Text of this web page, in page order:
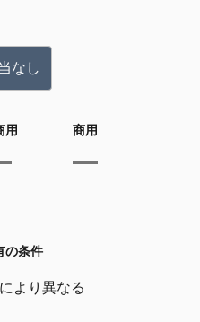
なし
用 商用
の条件
より異なる